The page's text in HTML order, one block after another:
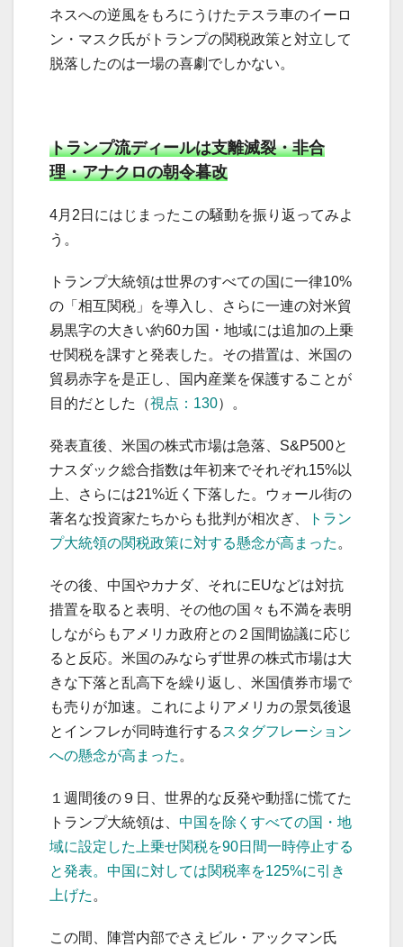
ネスへの逆風をもろにうけたテスラ車のイーロ
ン・マスク氏がトランプの関税政策と対立して
脱落したのは一場の喜劇でしかない。
トランプ流ディールは支離滅裂・非合
理・アナクロの朝令暮改
4月2日にはじまったこの騒動を振り返ってみよ
う。
トランプ大統領は世界のすべての国に一律10%
の「相互関税」を導入し、さらに一連の対米貿
易黒字の大きい約60カ国・地域には追加の上乗
せ関税を課すと発表した。​その措置は、米国の
貿易赤字を是正し、国内産業を保護することが
目的だとした（視点：130）。
発表直後、米国の株式市場は急落、S&P500と
ナスダック総合指数は年初来でそれぞれ15%以
上、さらには21%近く下落した。​ウォール街の
著名な投資家たちからも批判が相次ぎ、
トラン
プ大統領の関税政策に対する懸念が高まった 。
その後、中国やカナダ、それにEUなどは対抗
措置を取ると表明、その他の国々も不満を表明
しながらもアメリカ政府との２国間協議に応じ
ると反応。米国のみならず世界の株式市場は大
きな下落と乱高下を繰り返し、米国債券市場で
も売りが加速。これによりアメリカの景気後退
とインフレが同時進行する スタグフレーション
への懸念が高まった 。
１週間後の９日、世界的な反発や動揺に慌てた
トランプ大統領は、 中国を除くすべての国・地
域に設定した上乗せ関税を90日間一時停止する
と発表。中国に対しては関税率を125%に引き
上げた 。
この間、陣営内部でさえビル​​・アックマン氏